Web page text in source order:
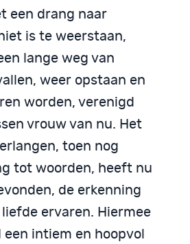
een drang naar
is te weerstaan,
lange weg van
weer opstaan en
worden, verenigd
vrouw van nu. Het
toen nog
tot woorden, heeft nu
de erkenning
ervaren. Hiermee
een intiem en hoopvol